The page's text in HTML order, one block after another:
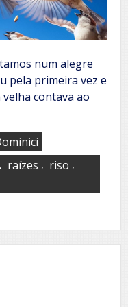
num alegre
pela primeira vez e
contava ao
, raízes , riso ,